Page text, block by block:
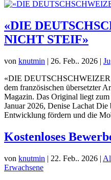
«DIE
NICHT STEIF»
von knutmin | 26. Feb.. 2026 |
«DIE
dem französischen übersetzter
Magazin. Das Original liegt
Januar 2026, Denise Lachat
Entwicklung fördern und die
Kostenloses
von knutmin | 22. Feb.. 2026 |
Erwachsene